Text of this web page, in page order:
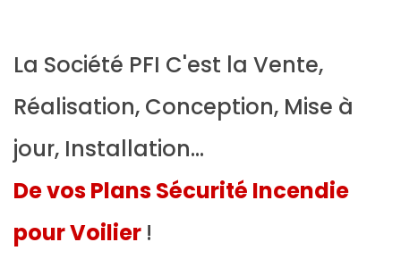
La Société PFI C'est la Vente,
Réalisation, Conception, Mise à
jour, Installation...
De vos Plans Sécurité Incendie
pour Voilier !